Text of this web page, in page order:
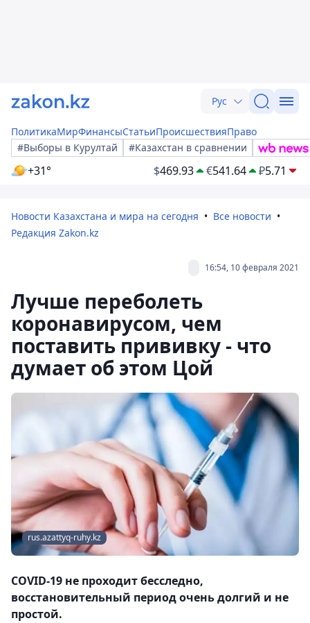
Рус
ПолитикаМирФинансыСтатьиПроисшествияПраво
#Выборы в Курултай
#Казахстан в сравнении
+31° $469.93 €541.64 ₽5.71
Новости Казахстана и мира на сегодня
Все новости
Редакция Zakon.kz
16:54, 10 февраля 2021
Лучше переболеть
коронавирусом, чем
поставить прививку - что
думает об этом Цой
rus.azattyq-ruhy.kz
COVID-19 не проходит бесследно,
восстановительный период очень долгий и не
простой.